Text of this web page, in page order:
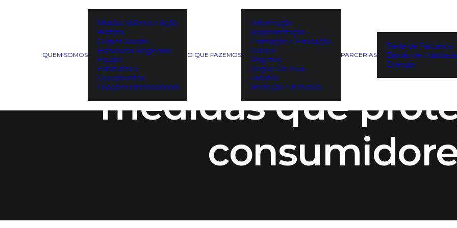
QUEM SOMOS
Missão, Valores e Ação
História
Corpos Sociais
Estruturas Regionais
Equipa
Estatutos e
Documentos
Filiações internacionais
O QUE FAZEMOS
Informação
Representação
Formação e Educação
Cursos
Projetos
Segue Os Teus
Direitos
Proteção Financeira
PARCERIAS
Rede de Parceiros
Balcão de
Energia
SIMPLEX: DECO
medidas que